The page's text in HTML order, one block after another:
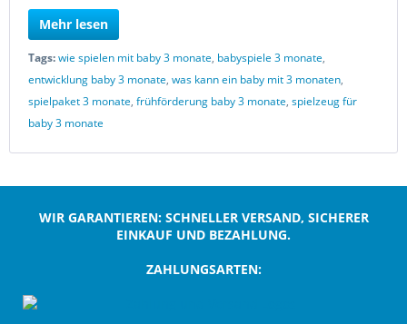
Mehr lesen
Tags:wie spielen mit baby 3 monate, babyspiele 3 monate,
entwicklung baby 3 monate, was kann ein baby mit 3 monaten,
spielpaket 3 monate, frühförderung baby 3 monate, spielzeug für
baby 3 monate
WIR GARANTIEREN: SCHNELLER VERSAND, SICHERER
EINKAUF UND BEZAHLUNG.
ZAHLUNGSARTEN: